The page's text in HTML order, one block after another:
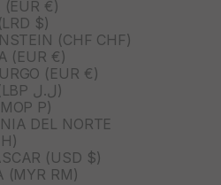
(EUR €)
$)
(CHF CHF)
(EUR €)
(EUR €)
LÍBANO (LBP ل.ل)
P)
DEL NORTE
(USD $)
(MYR RM)